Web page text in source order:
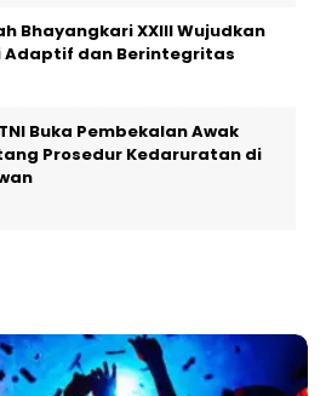
Bhayangkari XXIII Wujudkan
Adaptif dan Berintegritas
Buka Pembekalan Awak
Prosedur Kedaruratan di